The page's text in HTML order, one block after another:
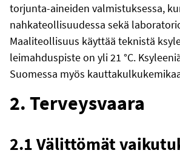
torjunta-aineiden valmistuksessa,
nahkateollisuudessa sekä
Maaliteollisuus käyttää teknistä
leimahduspiste on yli 21 °C.
Suomessa myös
2. Terveysvaara
2.1 Välittömät